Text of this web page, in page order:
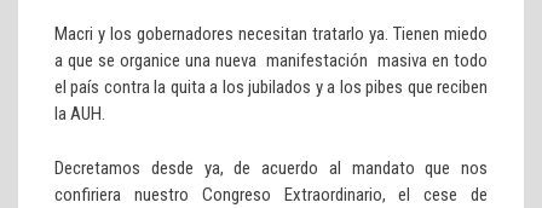
Macri y los gobernadores necesitan tratarlo ya. Tienen miedo
a que se organice una nueva manifestación masiva en todo
el país contra la quita a los jubilados y a los pibes que reciben
la AUH.
Decretamos desde ya, de acuerdo al mandato que nos
confiriera nuestro Congreso Extraordinario, el cese de